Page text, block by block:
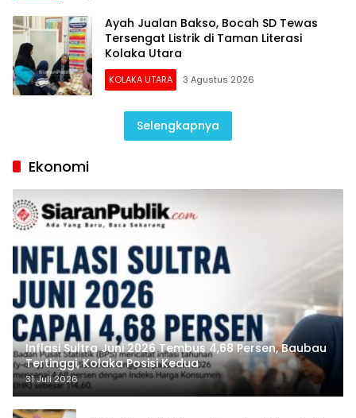
Ayah Jualan Bakso, Bocah SD Tewas
Tersengat Listrik di Taman Literasi
Kolaka Utara
KOLAKA UTARA 3 Agustus 2026
Selengkapnya
Ekonomi
Inflasi Sultra Juni 2026 Tembus 4,68 Persen, Baubau
Tertinggi, Kolaka Posisi Kedua
31 Juli 2026